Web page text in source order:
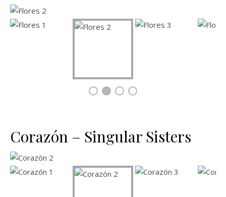
Corazón – Singular Sisters